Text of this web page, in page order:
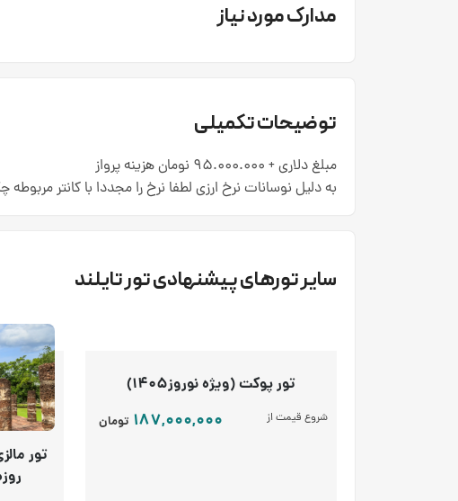
مدارک مورد نیاز
توضیحات تکمیلی
مبلغ دلاری + 95.000.000 نومان هزینه پرواز
به دلیل نوسانات نرخ ارزی لطفا نرخ را مجددا با کانتر مربوطه
سایر تورهای پیشنهادی تور تایلند
تور پوکت (ویژه نوروز1405)
شروع قیمت از 187,000,000 تومان
روزه 6